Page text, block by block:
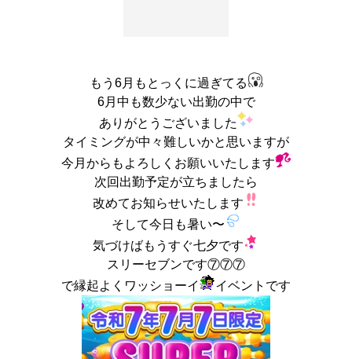
もう6月もとっくに過ぎてる
6月中も数少ない出勤の中で
ありがとうございました
タイミングが中々難しいかと思いますが
今月からもよろしくお願いいたします
次回出勤予定が立ちましたら
改めてお知らせいたします
そして今日も暑い〜
気づけばもうすぐ七夕です
スリーセブンです⑦⑦⑦
で縁起よくワッショーイ
イベントです